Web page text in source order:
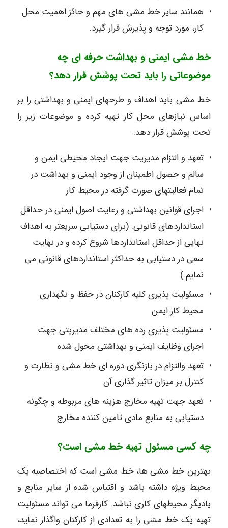
همانند سایر خط مشی های مهم و حائز اهمیت محل
کار، مورد توجه و پذیرش قرار گیرد.
خط مشی ایمنی و بهداشت حرفه ای چه
موضوعاتی را باید تحت پوشش قرار دهد؟
خط مشی باید اهداف و طرحهای ایمنی و بهداشتی را بر
اساس نیازهای محل کار تهیه کرده و موضوعات زیر را
تحت پوشش قرار دهد:
تعهد و التزام مدیریت جهت ایجاد محیطی ایمن و
سالم و حصول اطمینان از وجود ایمنی و بهداشت در
تمام فعالیتهای صورت گرفته در محیط کار
اجرای قوانین بهداشتی و رعایت اصول ایمنی در حداقل
استانداردهای قانونی. (برای دستیابی سریعتر به اهداف
نهایی از حداقل استانداردها شروع کرده و در نهایت
سعی در دستیابی به حداکثر استانداردهای قانونی می
نمایم.)
مسئولیت پذیری کلیه کارکنان در حفظ و نگهداری
محیط کار ایمن
مسئولیت پذیری رده های مختلف مدیریتی جهت
اجرای وظایف ایمنی و بهداشتی محول شده
تعهد والتزام در بازنگری دوره ای خط مشی و نظارت و
کنترل بر میزان تاثیر گذاری آن
تعهد جهت تهیه مخارج هزینه های مربوطه و چگونه
دستیابی به منابع مادی تامین کننده مخارج
چه کسی مسئول تهیه خط مشی است؟
بهترین خط مشی ها، خط مشی است که اختصاصبه یک
محیط ویژه داشته باشد و اقتباس شده از سایر منابع و
یادیگر محیطهای کاری نباشد. کارفرما می تواند مسئولیت
تهیه یک خط مشی را به تعدادی از کارکنان واگذار نماید،